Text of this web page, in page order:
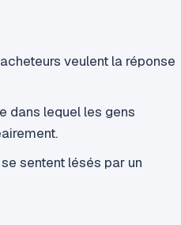
veulent la réponse
dans lequel les gens
sentent lésés par un